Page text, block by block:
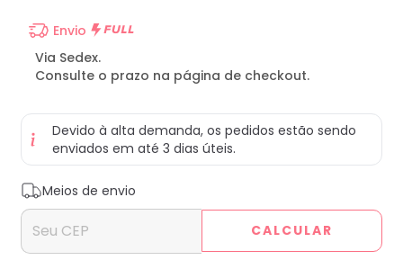
Envio
Via Sedex.
Consulte o prazo na página de checkout.
Devido à alta demanda, os pedidos estão sendo
enviados em até 3 dias úteis.
Entregas para o CEP:
Meios de envio
CALCULAR